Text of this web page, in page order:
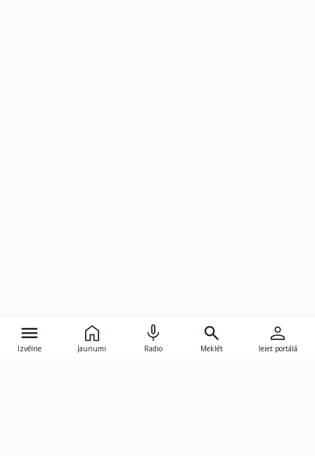
Izvēlne Jaunumi Radio Meklēt Ieiet portālā